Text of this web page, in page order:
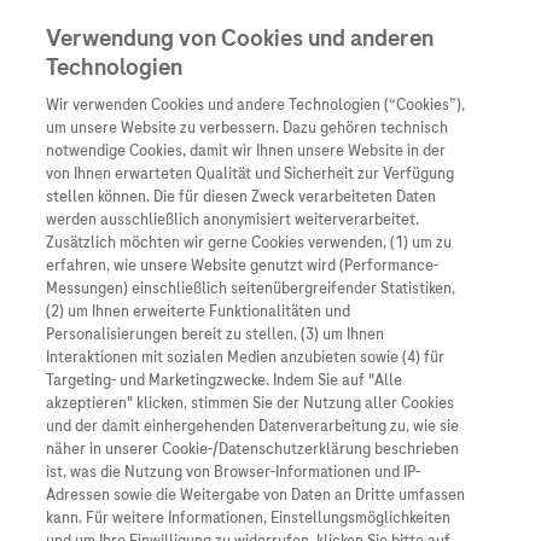
Unternehmen
Übersicht
Wer wir sind
Was uns antreibt
Unsere Standorte
Roche Stories
Events
Innovation
Übersicht
Forschung
Personalisierte
Digitalisierung
Blog Zukunftslabor
Übersicht
Unser Service für
Informationen zu
Diagnostik ist
Klinische Studien
Arzneimittel
Übersicht
Arzneimittel A-Z
Roche Pipeline
Roche Fachportal
Diagnostik
Kontakt
Presse
Karriere
Verwendung von Cookies und anderen
Technologien
Wir verwenden Cookies und andere Technologien (“Cookies”),
um unsere Website zu verbessern. Dazu gehören technisch
notwendige Cookies, damit wir Ihnen unsere Website in der
von Ihnen erwarteten Qualität und Sicherheit zur Verfügung
stellen können. Die für diesen Zweck verarbeiteten Daten
werden ausschließlich anonymisiert weiterverarbeitet.
Zusätzlich möchten wir gerne Cookies verwenden, (1) um zu
erfahren, wie unsere Website genutzt wird (Performance-
Messungen) einschließlich seitenübergreifender Statistiken,
(2) um Ihnen erweiterte Funktionalitäten und
Personalisierungen bereit zu stellen, (3) um Ihnen
Interaktionen mit sozialen Medien anzubieten sowie (4) für
Targeting- und Marketingzwecke. Indem Sie auf "Alle
akzeptieren" klicken, stimmen Sie der Nutzung aller Cookies
und der damit einhergehenden Datenverarbeitung zu, wie sie
näher in unserer Cookie-/Datenschutzerklärung beschrieben
ist, was die Nutzung von Browser-Informationen und IP-
Adressen sowie die Weitergabe von Daten an Dritte umfassen
kann. Für weitere Informationen, Einstellungsmöglichkeiten